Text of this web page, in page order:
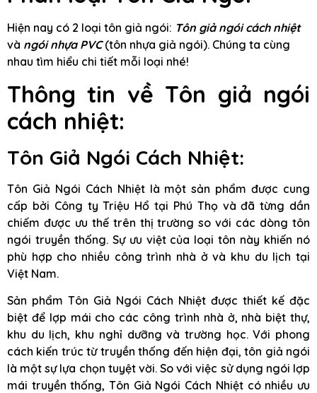
Hiện nay có 2 loại tôn giả ngói: Tôn giả ngói cách nhiệt
và ngói nhựa PVC(tôn nhựa giả ngói). Chúng ta cùng
nhau tìm hiểu chi tiết mỗi loại nhé!
Thông tin về Tôn giả ngói
cách nhiệt:
Tôn Giả Ngói Cách Nhiệt:
Tôn Giả Ngói Cách Nhiệt là một sản phẩm được cung
cấp bởi Công ty Triệu Hổ tại Phú Thọ và đã từng dần
chiếm được ưu thế trên thị trường so với các dòng tôn
ngói truyền thống. Sự ưu việt của loại tôn này khiến nó
phù hợp cho nhiều công trình nhà ở và khu du lịch tại
Việt Nam.
Sản phẩm Tôn Giả Ngói Cách Nhiệt được thiết kế đặc
biệt để lợp mái cho các công trình nhà ở, nhà biệt thự,
khu du lịch, khu nghỉ dưỡng và trường học. Với phong
cách kiến trúc từ truyền thống đến hiện đại, tôn giả ngói
là một sự lựa chọn tuyệt vời. So với việc sử dụng ngói lợp
mái truyền thống, Tôn Giả Ngói Cách Nhiệt có nhiều ưu